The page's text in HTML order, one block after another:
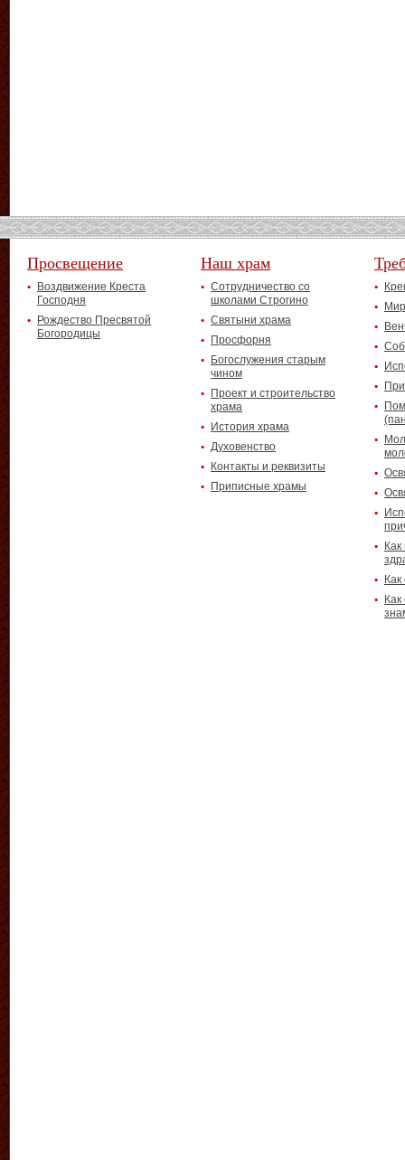
Просвещение
Воздвижение Креста
Господня
Рождество Пресвятой
Богородицы
Наш храм
Сотрудничество со
школами Строгино
Святыни храма
Просфорня
Богослужения старым
чином
Проект и строительство
храма
История храма
Духовенство
Контакты и реквизиты
Приписные храмы
Как